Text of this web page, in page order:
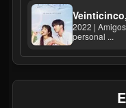
2022 |
personal ...